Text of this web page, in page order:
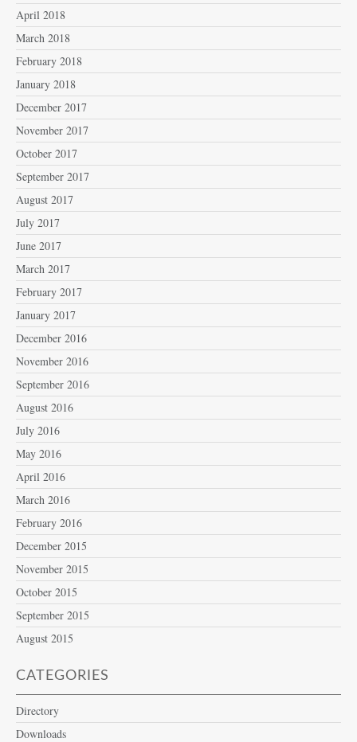
April 2018
March 2018
February 2018
January 2018
December 2017
November 2017
October 2017
September 2017
August 2017
July 2017
June 2017
March 2017
February 2017
January 2017
December 2016
November 2016
September 2016
August 2016
July 2016
May 2016
April 2016
March 2016
February 2016
December 2015
November 2015
October 2015
September 2015
August 2015
CATEGORIES
Directory
Downloads